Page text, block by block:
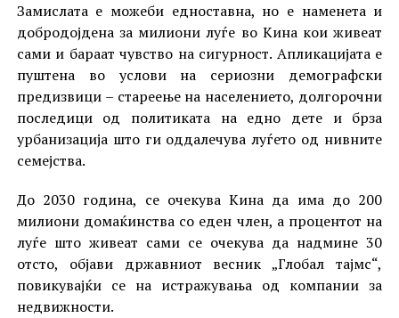
Замислата е можеби едноставна, но е наменета и
добродојдена за милиони луѓе во Кина кои живеат
сами и бараат чувство на сигурност. Апликацијата е
пуштена во услови на сериозни демографски
предизвици – стареење на населението, долгорочни
последици од политиката на едно дете и брза
урбанизација што ги оддалечува луѓето од нивните
семејства.
До 2030 година, се очекува Кина да има до 200
милиони домаќинства со еден член, а процентот на
луѓе што живеат сами се очекува да надмине 30
отсто, објави државниот весник „Глобал тајмс“,
повикувајќи се на истражувања од компании за
недвижности.